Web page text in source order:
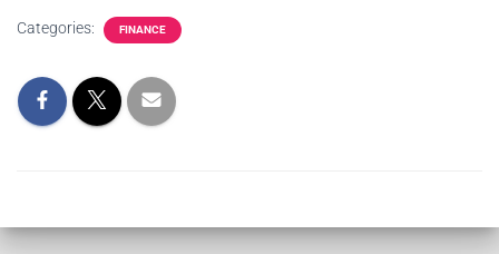
Categories: FINANCE